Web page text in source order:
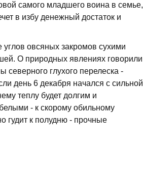
самого младшего воина в семье,
в избу денежный достаток и
овсяных закромов сухими
О природных явлениях
глухого перелеска -
день 6 декабря начался с сильной
теплу будет долгим и
- к скорому обильному
гудит к полудню - прочные